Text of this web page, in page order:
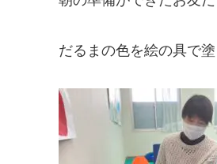
だるまの色を絵の具で塗